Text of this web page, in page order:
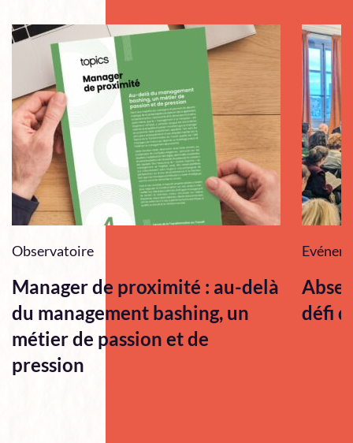
Observatoire
Manager de proximité : au-delà
du management bashing, un
métier de passion et de
pression
défi